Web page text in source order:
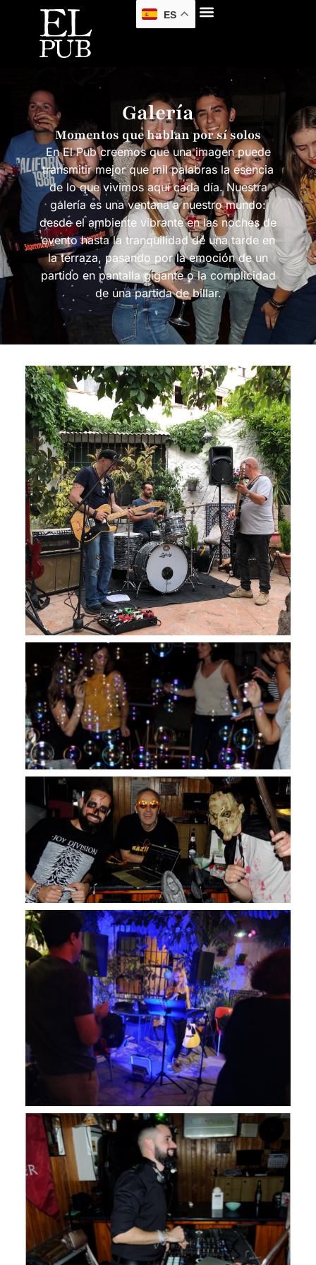
ES
Galería
Momentos que hablan por sí solos
En El Pub creemos que una imagen puede
transmitir mejor que mil palabras la esencia
de lo que vivimos aquí cada día. Nuestra
galería es una ventana a nuestro mundo:
desde el ambiente vibrante en las noches de
evento hasta la tranquilidad de una tarde en
la terraza, pasando por la emoción de un
partido en pantalla gigante o la complicidad
de una partida de billar.
Imgi Galeria01.svg
Imgi Galeria02.svg
Imgi Galeria03.svg
Imgi Galeria04.svg